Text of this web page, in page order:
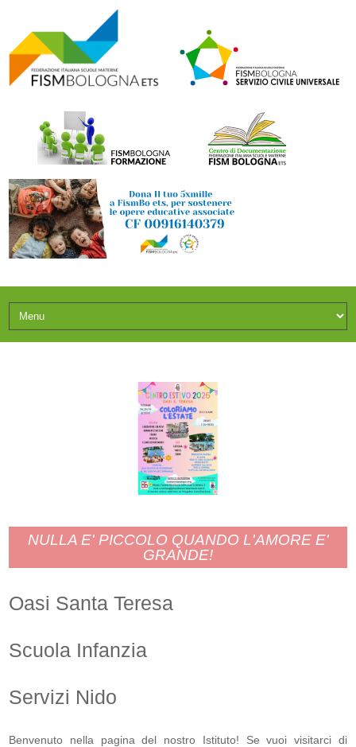
NULLA E' PICCOLO QUANDO L'AMORE E'
GRANDE!
Oasi Santa Teresa
Scuola Infanzia
Servizi Nido
Benvenuto nella pagina del nostro Istituto! Se vuoi visitarci di